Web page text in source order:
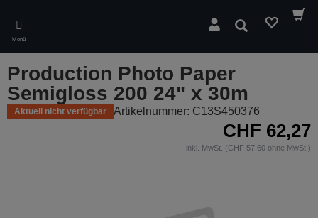
main
content
Menü
Suchen
Production Photo Paper
Semigloss 200 24" x 30m
Aktuell nicht verfügbar Artikelnummer: C13S450376
CHF 62,27
inkl. MwSt. (CHF 57,60 ohne MwSt.)